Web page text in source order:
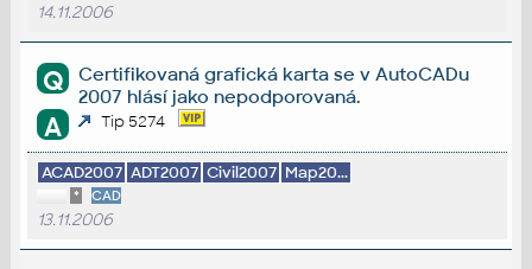
14.11.2006
Q
Certifikovaná grafická karta se v AutoCADu
2007 hlásí jako nepodporovaná.
A Tip 5274
ACAD2007 ADT2007 Civil2007 Map20...
* CAD
13.11.2006